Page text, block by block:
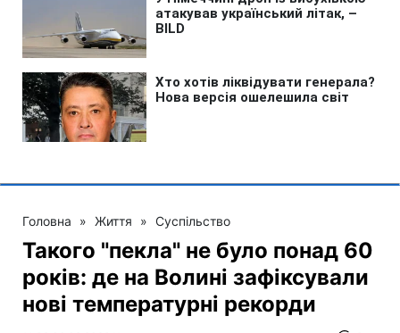
Головна » Життя » Суспільство
Такого "пекла" не було понад 60
років: де на Волині зафіксували
нові температурні рекорди